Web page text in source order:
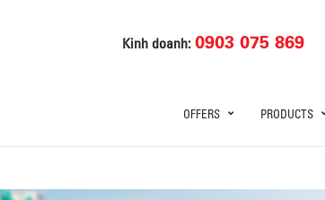
Kinh doanh:0903 075 869
OFFERS PRODUCTS